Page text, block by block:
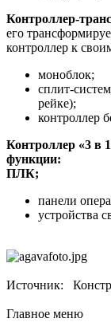
Контроллер-
его
контроллер к
моноблок;
сплит-
рейке);
контроллер
Контроллер «3 в
функции:
ПЛК;
панели
устройства
Источник:
Главное меню